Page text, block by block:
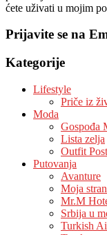
ćete uživati u mojim
Prijavite se na
Kategorije
Lifestyle
Priče iz
Moda
Gospođa
Lista zelja
Outfit Post
Putovanja
Avanture
Moja
Mr.M
Srbija u
Turkish